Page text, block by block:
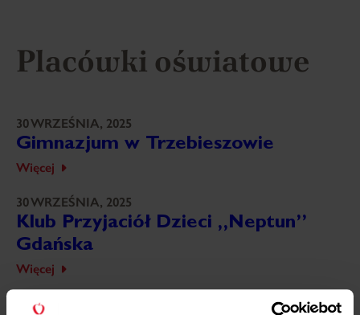
Placówki oświatowe
30 WRZEŚNIA, 2025
Gimnazjum w Trzebieszowie
Więcej
30 WRZEŚNIA, 2025
Klub Przyjaciół Dzieci „Neptun”
Gdańska
Więcej
30 WRZEŚNIA, 2025